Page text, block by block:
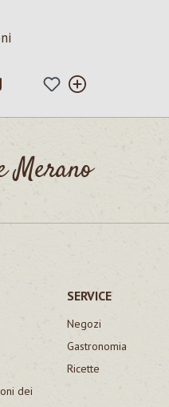
Merano
dei
SERVICE
Negozi
Gastronomia
Ricette